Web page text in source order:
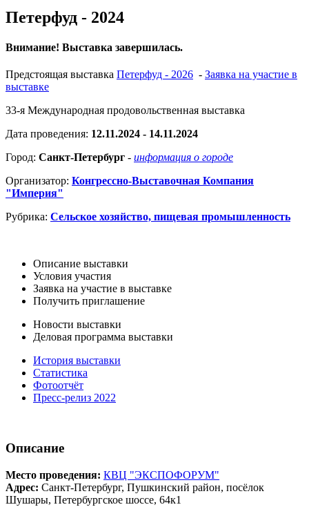
Петерфуд - 2024
Внимание! Выставка завершилась.
Предстоящая выставка Петерфуд - 2026 - Заявка на участие в
выставке
33-я Международная продовольственная выставка
Дата проведения: 12.11.2024 - 14.11.2024
Город: Санкт-Петербург - информация о городе
Организатор: Конгрессно-Выставочная Компания
"Империя"
Рубрика: Сельское хозяйство, пищевая промышленность
Описание выставки
Условия участия
Заявка на участие в выставке
Получить приглашение
Новости выставки
Деловая программа выставки
История выставки
Статистика
Фотоотчёт
Пресс-релиз 2022
Описание
Место проведения: КВЦ "ЭКСПОФОРУМ"
Адрес: Санкт-Петербург, Пушкинский район, посёлок
Шушары, Петербургское шоссе, 64к1